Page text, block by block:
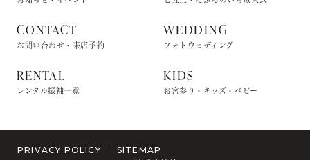
CONTACT
お問い合わせ・来店予約
RENTAL
レンタル振袖一覧
WEDDING
フォトウェディング
KIDS
お宮参り・キッズ・ベビー
PRIVACY POLICY
SITEMAP